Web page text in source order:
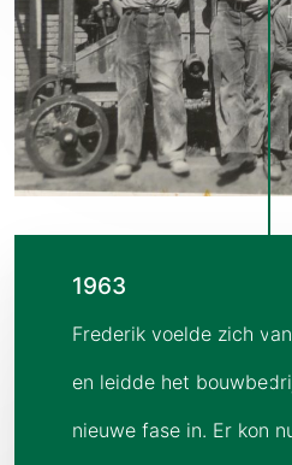
1963
Frederik voelde zich
en leidde het
nieuwe fase in. Er kon